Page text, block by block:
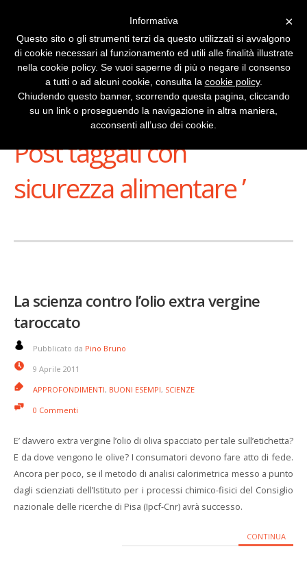
Stai Visualizzando
Post taggati con ‘
sicurezza alimentare ’
La scienza contro l’olio extra vergine
taroccato
Pubblicato da Pino Bruno
9 Aprile 2011
APPROFONDIMENTI, BUONI ESEMPI, SCIENZE
0 Commenti
E’ davvero extra vergine l’olio di oliva spacciato per tale sull’etichetta?
E da dove vengono le olive? I consumatori devono fare atto di fede.
Ancora per poco, se il metodo di analisi calorimetrica messo a punto
dagli scienziati dell’Istituto per i processi chimico-fisici del Consiglio
nazionale delle ricerche di Pisa (Ipcf-Cnr) avrà successo.
CONTINUA
×
Informativa
Questo sito o gli strumenti terzi da questo utilizzati si avvalgono
di cookie necessari al funzionamento ed utili alle finalità illustrate
nella cookie policy. Se vuoi saperne di più o negare il consenso
a tutti o ad alcuni cookie, consulta la cookie policy.
Chiudendo questo banner, scorrendo questa pagina, cliccando
su un link o proseguendo la navigazione in altra maniera,
acconsenti all’uso dei cookie.